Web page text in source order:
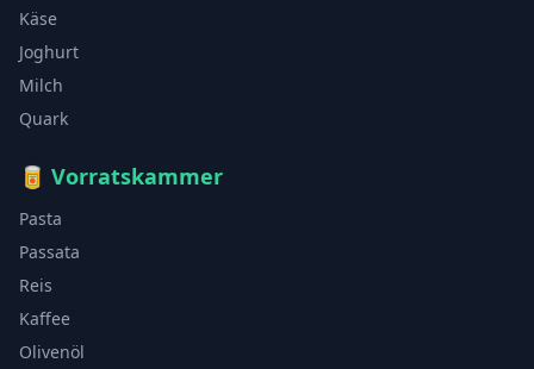
Käse
Joghurt
Milch
Quark
🥫 Vorratskammer
Pasta
Passata
Reis
Kaffee
Olivenöl